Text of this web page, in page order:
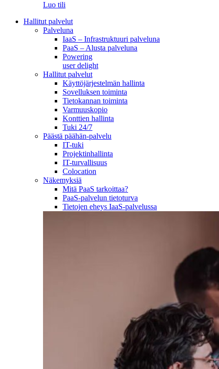
Luo tili
Hallitut palvelut
Palveluna
IaaS – Infrastruktuuri palveluna
PaaS – Alusta palveluna
Powering
user delight
Hallitut palvelut
Käyttöjärjestelmän hallinta
Sovelluksen toiminta
Tietokannan toiminta
Varmuuskopio
Konttien hallinta
Tuki 24/7
Päästä päähän-palvelu
IT-tuki
Projektinhallinta
IT-turvallisuus
Colocation
Näkemyksiä
Mitä PaaS tarkoittaa?
PaaS-palvelun tietoturva
Tietojen eheys IaaS-palvelussa